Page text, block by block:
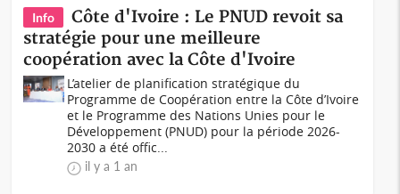
Info
Côte d'Ivoire : Le PNUD revoit sa
stratégie pour une meilleure
coopération avec la Côte d'Ivoire
L’atelier de planification stratégique du
Programme de Coopération entre la Côte d’Ivoire
et le Programme des Nations Unies pour le
Développement (PNUD) pour la période 2026-
2030 a été offic...
il y a 1 an